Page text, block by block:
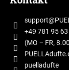
support@
+49 781 95 63
(MO – FR,
puelladufte